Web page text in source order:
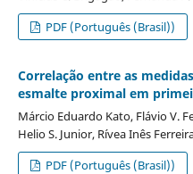
PDF (Português (Brasil))
Correlação entre as
esmalte proximal em
Márcio Eduardo Kato, Flávio V.
Helio S. Junior, Rívea Inês
PDF (Português (Brasil))